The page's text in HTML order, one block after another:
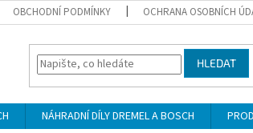
OBCHODNÍ PODMÍNKY OCHRANA OSOBNÍCH
HLEDAT
NÁHRADNÍ DÍLY DREMEL A BOSCH